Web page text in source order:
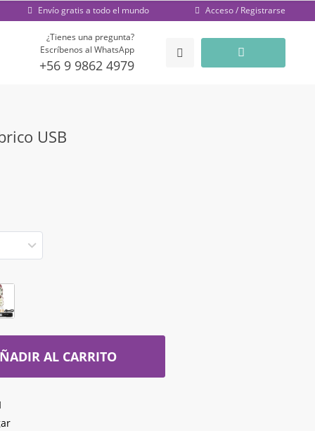
Envío gratis a todo el mundo Acceso / Registrarse
¿Tienes una pregunta?
Escríbenos al WhatsApp
+56 9 9862 4979
USB
AL CARRITO